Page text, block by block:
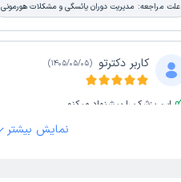
علت مراجعه: مدیریت دوران یائسگی و مشکلات هورمونی
کاربر دکترتو (
1405/05/05
)
این پزشک را پیشنهاد میکنم
نمایش بیشتر